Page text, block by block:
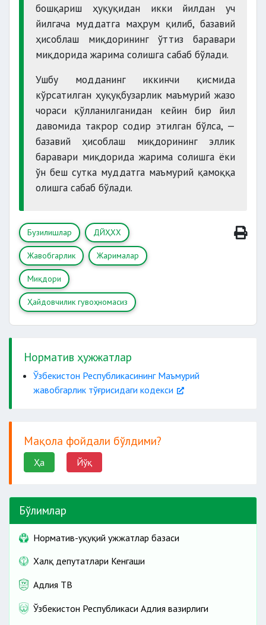
бошқариш ҳуқуқидан икки йилдан уч
йилгача муддатга маҳрум қилиб, базавий
ҳисоблаш миқдорининг ўттиз баравари
миқдорида жарима солишга сабаб бўлади.
Ушбу модданинг иккинчи қисмида
кўрсатилган ҳуқуқбузарлик маъмурий жазо
чораси қўлланилганидан кейин бир йил
давомида такрор содир этилган бўлса, —
базавий ҳисоблаш миқдорининг эллик
баравари миқдорида жарима солишга ёки
ўн беш сутка муддатга маъмурий қамоққа
олишга сабаб бўлади.
Бузилишлар ДЙҲХХ
Жавобгарлик Жарималар
Миқдори
Ҳайдовчилик гувоҳномасиз
Норматив ҳужжатлар
Ўзбекистон Республикасининг Маъмурий
жавобгарлик тўғрисидаги кодекси
Мақола фойдали бўлдими?
Ҳа Йўқ
Бўлимлар
Норматив-ҳуқуқий ҳужжатлар базаси
Халқ депутатлари Кенгаши
Адлия ТВ
Ўзбекистон Республикаси Адлия вазирлиги